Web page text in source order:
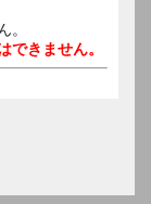
。
できません。